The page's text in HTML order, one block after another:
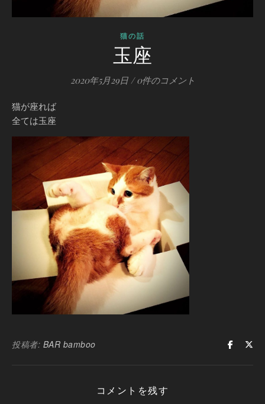
猫の話
玉座
2020年5月29日 / 0件のコメント
猫が座れば
全ては玉座
投稿者: BAR bamboo
コメントを残す